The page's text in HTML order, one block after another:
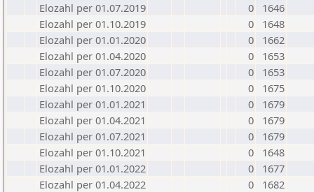
Elozahl per 01.07.2019
0
1646
Elozahl per 01.10.2019
0
1648
Elozahl per 01.01.2020
0
1662
Elozahl per 01.04.2020
0
1653
Elozahl per 01.07.2020
0
1653
Elozahl per 01.10.2020
0
1675
Elozahl per 01.01.2021
0
1679
Elozahl per 01.04.2021
0
1679
Elozahl per 01.07.2021
0
1679
Elozahl per 01.10.2021
0
1648
Elozahl per 01.01.2022
0
1677
Elozahl per 01.04.2022
0
1682